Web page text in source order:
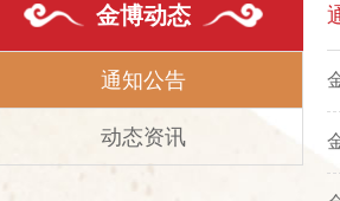
金博动态
通知公告
动态资讯